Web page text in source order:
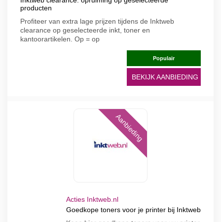
producten
Profiteer van extra lage prijzen tijdens de Inktweb
clearance op geselecteerde inkt, toner en
kantoorartikelen. Op = op
Populair
BEKIJK AANBIEDING
Aanbieding
Acties Inktweb.nl
Goedkope toners voor je printer bij Inktweb